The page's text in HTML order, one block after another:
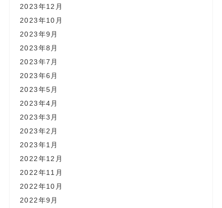
2023年12月
2023年10月
2023年9月
2023年8月
2023年7月
2023年6月
2023年5月
2023年4月
2023年3月
2023年2月
2023年1月
2022年12月
2022年11月
2022年10月
2022年9月